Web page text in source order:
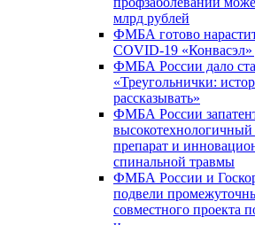
млрд рублей
ФМБА готово
COVID-19 «Конвасэл»
ФМБА России дало
«Треугольнички:
рассказывать»
ФМБА России
препарат и
спинальной травмы
ФМБА России и
подвели
совместного проекта